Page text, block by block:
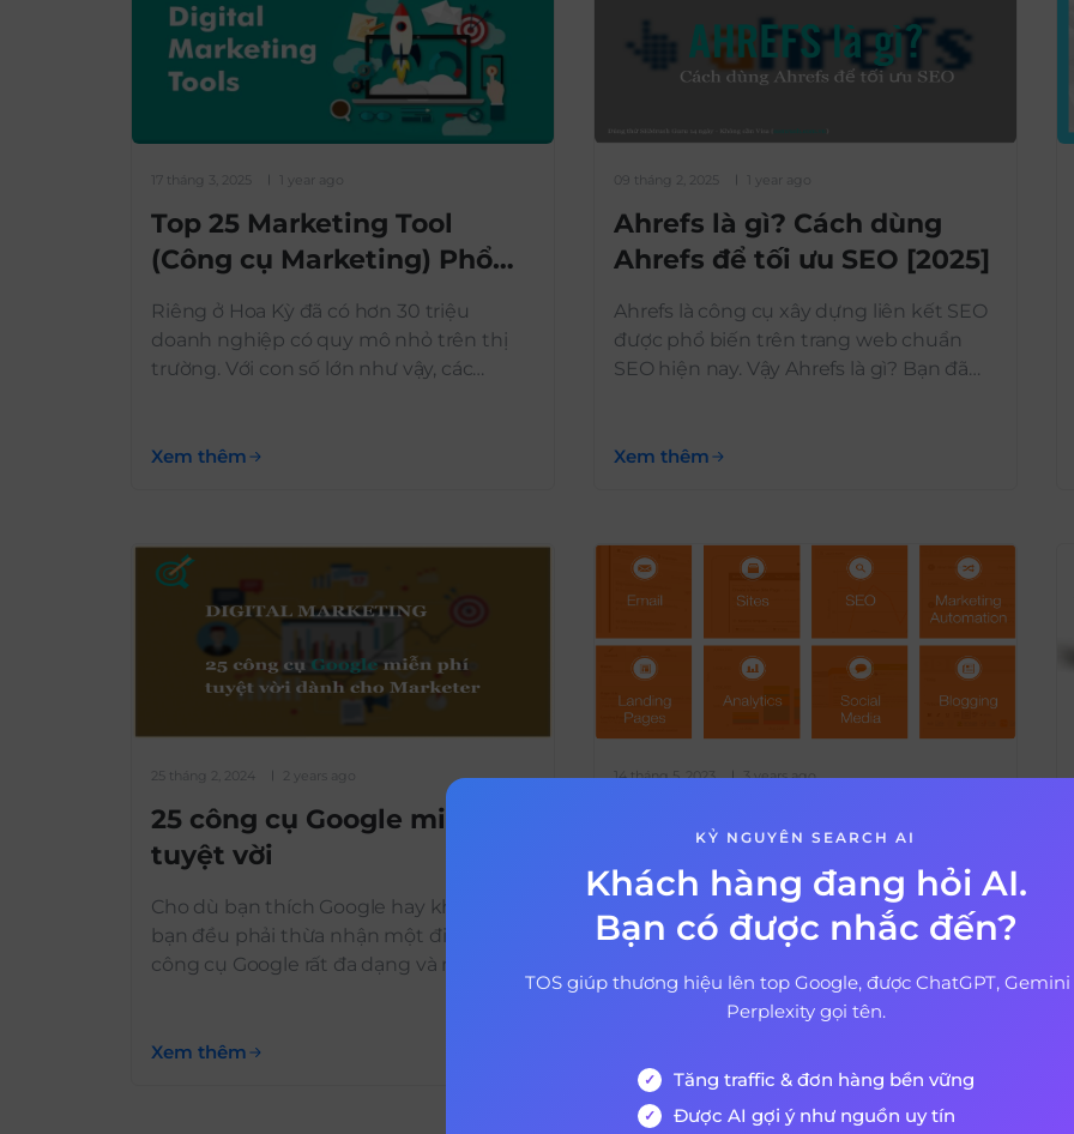
17 tháng 3, 2025 1 year ago
Top 25 Marketing Tool
(Công cụ Marketing) Phổ
Biến Tốt Nhất Năm 2025
Riêng ở Hoa Kỳ đã có hơn 30 triệu
doanh nghiệp có quy mô nhỏ trên thị
trường. Với con số lớn như vậy, các
đường kinh doanh. Để tự đứng trên đôi
Xem thêm
09 tháng 2, 2025 1 year ago
Ahrefs là gì? Cách dùng
Ahrefs để tối ưu SEO [2025]
Ahrefs là công cụ xây dựng liên kết SEO
được phổ biến trên trang web chuẩn
SEO hiện nay. Vậy Ahrefs là gì? Bạn đã
phá bộ dữ liệu của ahrefs và hiểu rõ các
Xem thêm
25 tháng 2, 2024 2 years ago
25 công cụ Google miễn phí
tuyệt vời
Cho dù bạn thích Google hay không,
bạn đều phải thừa nhận một điều. Kho
công cụ Google rất đa dạng và miễn phí.
nhập. Các Marketer nên tận dụng các
Xem thêm
14 tháng 5, 2023 3 years ago
về Hubspot
Khái niệm Inbound Marketing không
còn quá xa lạ và nó đã trở thành một
marketing tổng thể của mỗi doanh
nghiệp. Nhưng Inbound Marketing sai
tệ. Thật may mắn sự xuất hiện của
Hubspot đã giải quyết vấn […]
KỶ NGUYÊN SEARCH AI
Khách hàng đang hỏi AI.
Bạn có được nhắc đến?
TOS giúp thương hiệu lên top Google, được ChatGPT, Gemini
Perplexity gọi tên.
Tăng traffic & đơn hàng bền vững
Được AI gợi ý như nguồn uy tín